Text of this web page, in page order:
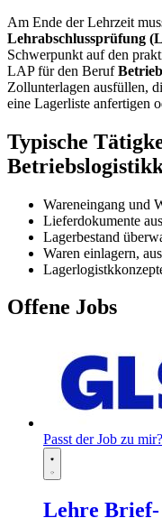
Am Ende der Lehrzeit
Lehrabschlussprüfung
Schwerpunkt auf den
LAP für den Beruf
Zollunterlagen ausfüllen,
eine Lagerliste anfertigen
Typische
Wareneingang und
Lieferdokumente
Lagerbestand
Waren einlagern,
Offene Jobs
Passt der Job zu mir?
Lehre